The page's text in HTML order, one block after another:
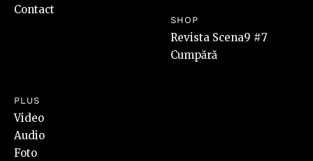
Contact
SHOP
Revista Scena9 #7
Cumpără
PLUS
Video
Audio
Foto